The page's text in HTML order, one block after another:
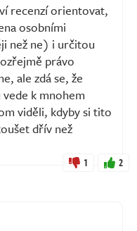
recenzí orientovat,
osobními
než ne) i určitou
právo
ale zdá se, že
k mnohem
viděli, kdyby si tito
dřív než
1 2